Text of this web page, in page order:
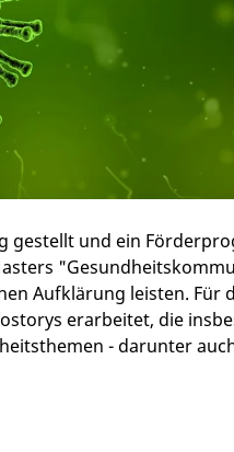
gestellt und ein
Aufklärung leisten. Für
erarbeitet, die
- darunter